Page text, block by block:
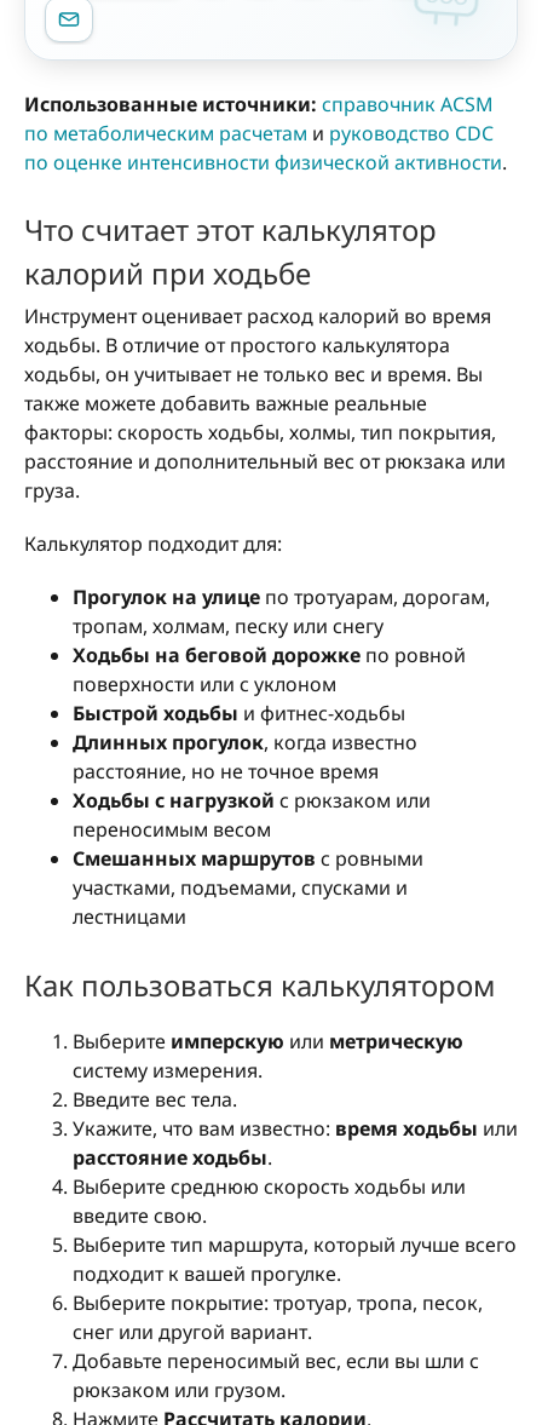
Использованные источники: справочник ACSM
по метаболическим расчетам и руководство CDC
по оценке интенсивности физической активности.
Что считает этот калькулятор
калорий при ходьбе
Инструмент оценивает расход калорий во время
ходьбы. В отличие от простого калькулятора
ходьбы, он учитывает не только вес и время. Вы
также можете добавить важные реальные
факторы: скорость ходьбы, холмы, тип покрытия,
расстояние и дополнительный вес от рюкзака или
груза.
Калькулятор подходит для:
Прогулок на улице по тротуарам, дорогам,
тропам, холмам, песку или снегу
Ходьбы на беговой дорожке по ровной
поверхности или с уклоном
Быстрой ходьбы и фитнес-ходьбы
Длинных прогулок, когда известно
расстояние, но не точное время
Ходьбы с нагрузкой с рюкзаком или
переносимым весом
Смешанных маршрутов с ровными
участками, подъемами, спусками и
лестницами
Как пользоваться калькулятором
Выберите имперскую или метрическую
систему измерения.
Введите вес тела.
Укажите, что вам известно: время ходьбы или
расстояние ходьбы.
Выберите среднюю скорость ходьбы или
введите свою.
Выберите тип маршрута, который лучше всего
подходит к вашей прогулке.
Выберите покрытие: тротуар, тропа, песок,
снег или другой вариант.
Добавьте переносимый вес, если вы шли с
рюкзаком или грузом.
Нажмите Рассчитать калории.